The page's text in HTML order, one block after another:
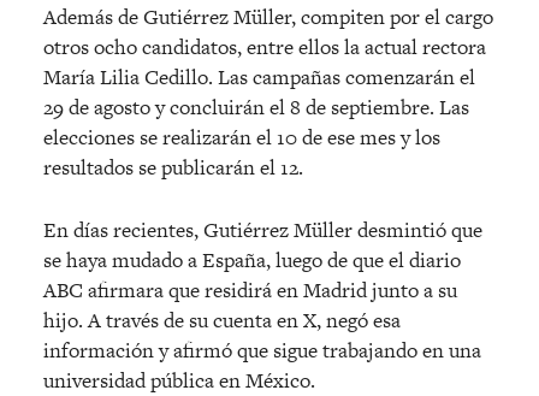
Además de Gutiérrez Müller, compiten por el cargo
otros ocho candidatos, entre ellos la actual rectora
María Lilia Cedillo. Las campañas comenzarán el
29 de agosto y concluirán el 8 de septiembre. Las
elecciones se realizarán el 10 de ese mes y los
resultados se publicarán el 12.
En días recientes, Gutiérrez Müller desmintió que
se haya mudado a España, luego de que el diario
ABC afirmara que residirá en Madrid junto a su
hijo. A través de su cuenta en X, negó esa
información y afirmó que sigue trabajando en una
universidad pública en México.